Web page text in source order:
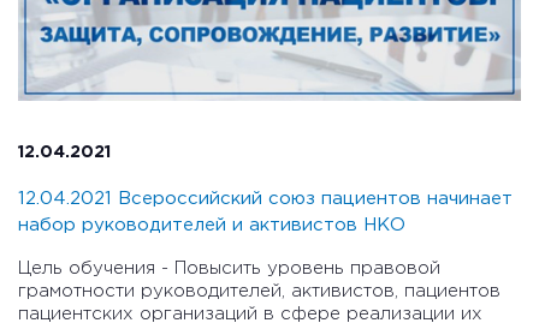
12.04.2021
12.04.2021 Всероссийский союз пациентов начинает
набор руководителей и активистов НКО
Цель обучения - Повысить уровень правовой
грамотности руководителей, активистов, пациентов
пациентских организаций в сфере реализации их